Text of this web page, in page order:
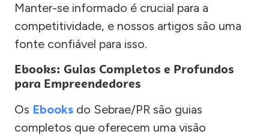
Manter-se informado é crucial para a
competitividade, e nossos artigos são uma
fonte confiável para isso.
Ebooks: Guias Completos e Profundos
para Empreendedores
Os Ebooks do Sebrae/PR são guias
completos que oferecem uma visão